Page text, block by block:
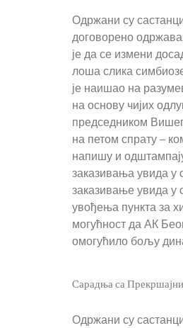
Одржани су
договорено
је да се измени
лоша слика
је наишао на
на основу чијих
председником
на петом спрату –
напишу и
заказивања увида у
заказивање увида у
увођења пункта за
могућност да АК
омогућило бољу
Сарадња са
Одржани су